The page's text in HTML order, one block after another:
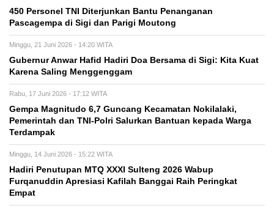
450 Personel TNI Diterjunkan Bantu Penanganan
Pascagempa di Sigi dan Parigi Moutong
Minggu, 21 Juni 2026 - 14:20 WITA
Gubernur Anwar Hafid Hadiri Doa Bersama di Sigi: Kita Kuat
Karena Saling Menggenggam
Rabu, 17 Juni 2026 - 17:12 WITA
Gempa Magnitudo 6,7 Guncang Kecamatan Nokilalaki,
Pemerintah dan TNI-Polri Salurkan Bantuan kepada Warga
Terdampak
Minggu, 14 Juni 2026 - 15:22 WITA
Hadiri Penutupan MTQ XXXI Sulteng 2026 Wabup
Furqanuddin Apresiasi Kafilah Banggai Raih Peringkat
Empat